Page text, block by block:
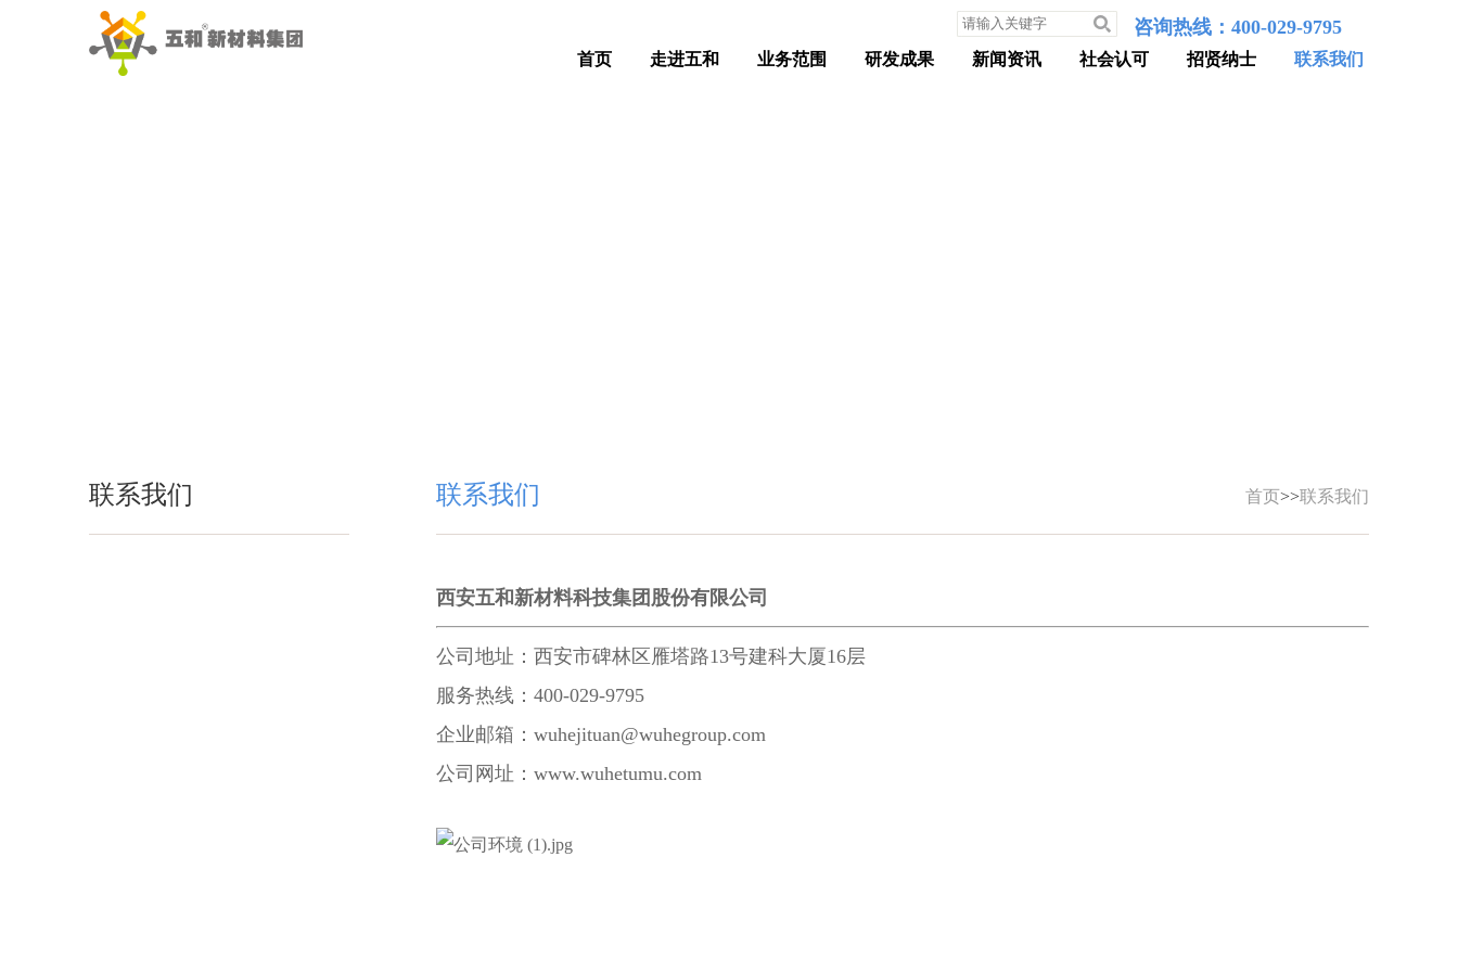
咨询热线：400-029-9795
首页 走进五和 业务范围 研发成果 新闻资讯 社会认可 招贤纳士 联系我们
联系我们 首页>>联系我们
联系我们
西安五和新材料科技集团股份有限公司
公司地址：西安市碑林区雁塔路13号建科大厦16层
服务热线：400-029-9795
企业邮箱：wuhejituan@wuhegroup.com
公司网址： www.wuhetumu.com